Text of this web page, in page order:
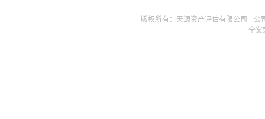
版权所有：天源资产评估有限公司ㅤ公
全案